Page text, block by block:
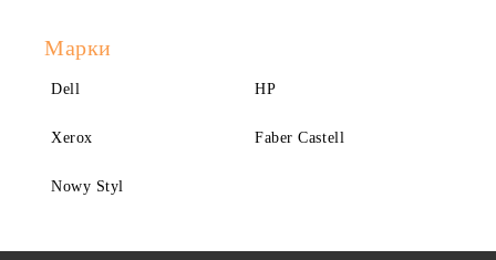
Марки
Dell HP
Xerox Faber Castell
Nowy Styl